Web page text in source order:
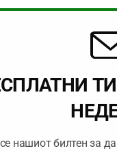
се нашиот билтен за